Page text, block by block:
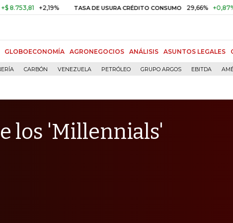
+2,19% TASA DE USURA CRÉDITO CONSUMO 29,66% +0,87% +3,02%
GLOBOECONOMÍA AGRONEGOCIOS ANÁLISIS ASUNTOS LEGALES
CARBÓN VENEZUELA PETRÓLEO GRUPO ARGOS EBITDA
los 'Millennials'